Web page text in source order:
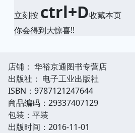
立刻按 ctrl+D收藏本页
你会得到大惊喜!!
店铺： 华裕京通图书专营店
出版社： 电子工业出版社
ISBN：9787121247644
商品编码：29337407129
包装：平装
出版时间：2016-11-01